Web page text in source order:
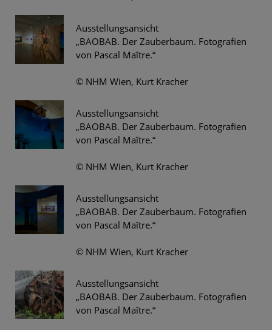
Ausstellungsansicht
„BAOBAB. Der Zauberbaum. Fotografien
von Pascal Maître.“
© NHM Wien, Kurt Kracher
Ausstellungsansicht
„BAOBAB. Der Zauberbaum. Fotografien
von Pascal Maître.“
© NHM Wien, Kurt Kracher
Ausstellungsansicht
„BAOBAB. Der Zauberbaum. Fotografien
von Pascal Maître.“
© NHM Wien, Kurt Kracher
Ausstellungsansicht
„BAOBAB. Der Zauberbaum. Fotografien
von Pascal Maître.“